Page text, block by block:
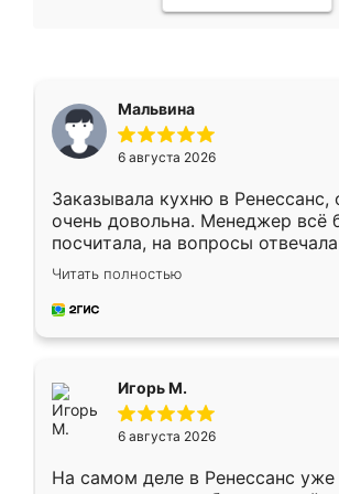
Мальвина
6 августа 2026
Заказывала кухню в Ренессанс,
очень довольна. Менеджер всё
посчитала, на вопросы
Замерщик приехал в субботу,
делу со всей
за день, ребята работали
Читать полностью
Игорь М.
6 августа 2026
На самом деле в Ренессанс